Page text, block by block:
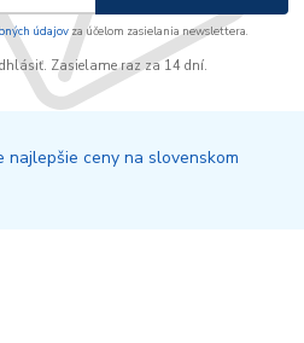
údajov za účelom zasielania newslettera.
Zasielame raz za 14 dní.